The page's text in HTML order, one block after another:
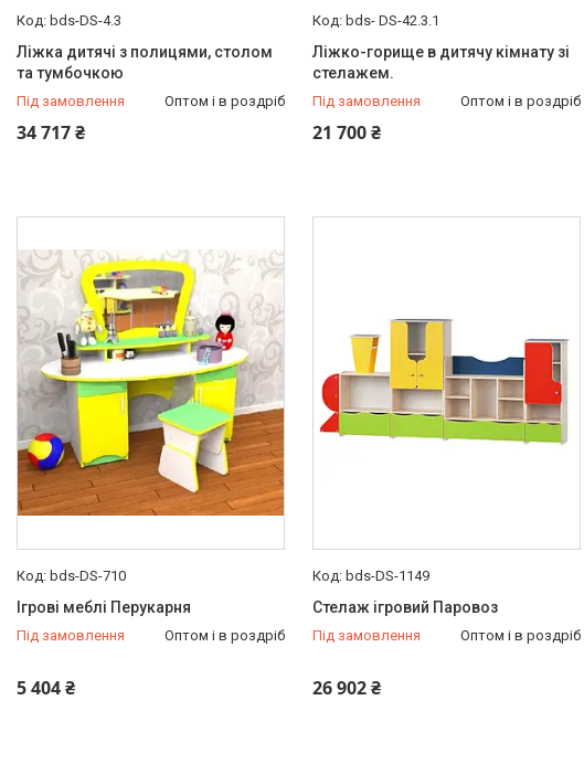
bds-DS-4.3
Ліжка дитячі з полицями, столом
та тумбочкою
Під замовлення Оптом і в роздріб
34 717 ₴
bds- DS-42.3.1
Ліжко-горище в дитячу кімнату зі
стелажем.
Під замовлення Оптом і в роздріб
21 700 ₴
bds-DS-710
Ігрові меблі Перукарня
Під замовлення Оптом і в роздріб
5 404 ₴
bds-DS-1149
Стелаж ігровий Паровоз
Під замовлення Оптом і в роздріб
26 902 ₴